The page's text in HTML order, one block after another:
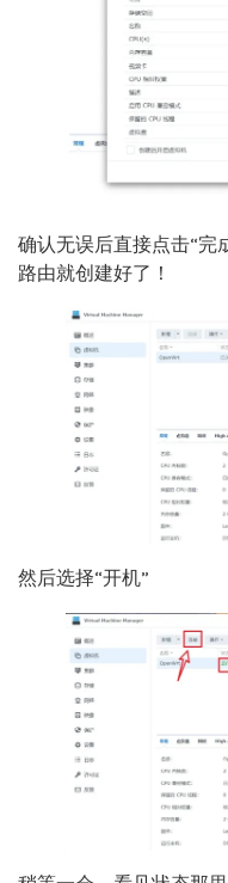
确认无误后直接点击“完
路由就创建好了！
然后选择“开机”